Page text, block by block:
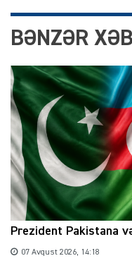
BƏNZƏR
Prezident Pakistana
07 Avqust 2026, 14:18